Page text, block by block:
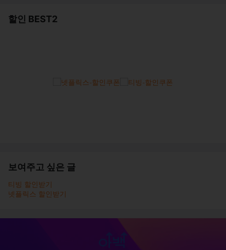
할인 BEST2
보여주고 싶은 글
티빙 할인받기
넷플릭스 할인받기